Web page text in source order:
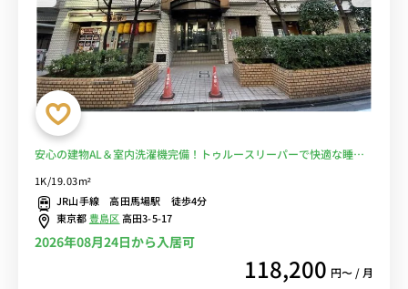
安心の建物AL＆室内洗濯機完備！トゥルースリーパーで快適な睡眠
生活環境も◎■選べるWi-Fi格安レンタル中！
1K/19.03m²
JR山手線 高田馬場駅 徒歩4分
東京都豊島区高田3-5-17
2026年08月24日から入居可
118,200 円〜 / 月